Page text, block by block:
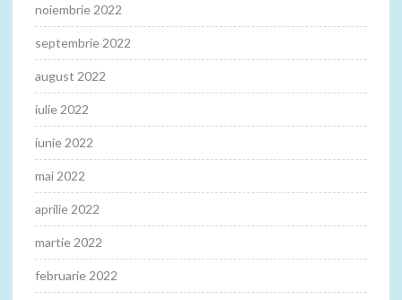
noiembrie 2022
septembrie 2022
august 2022
iulie 2022
iunie 2022
mai 2022
aprilie 2022
martie 2022
februarie 2022